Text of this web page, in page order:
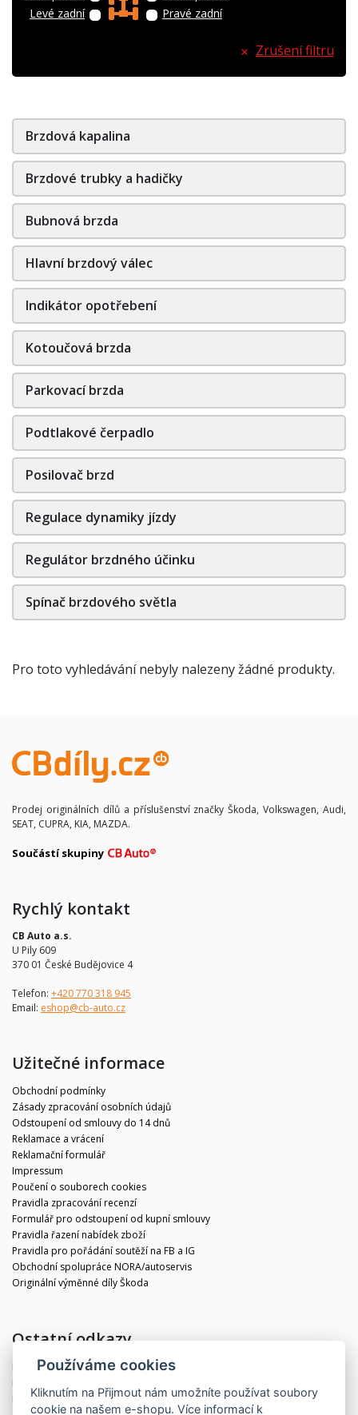
Levé zadní
Pravé zadní
Zrušení filtru
Brzdová kapalina
Brzdové trubky a hadičky
Bubnová brzda
Hlavní brzdový válec
Indikátor opotřebení
Kotoučová brzda
Parkovací brzda
Podtlakové čerpadlo
Posilovač brzd
Regulace dynamiky jízdy
Regulátor brzdného účinku
Spínač brzdového světla
Pro toto vyhledávání nebyly nalezeny žádné produkty.
Prodej originálních dílů a příslušenství značky Škoda, Volkswagen, Audi,
SEAT, CUPRA, KIA, MAZDA.
Součástí skupiny
Rychlý kontakt
CB Auto a.s.
U Pily 609
370 01 České Budějovice 4
Telefon: +420 770 318 945
Email: eshop@cb-auto.cz
Užitečné informace
Obchodní podmínky
Zásady zpracování osobních údajů
Odstoupení od smlouvy do 14 dnů
Reklamace a vrácení
Reklamační formulář
Impressum
Poučení o souborech cookies
Pravidla zpracování recenzí
Formulář pro odstoupení od kupní smlouvy
Pravidla řazení nabídek zboží
Pravidla pro pořádání soutěží na FB a IG
Obchodní spolupráce NORA/autoservis
Originální výměnné díly Škoda
Ostatní odkazy
Blog
Partneři
Používáme cookies
Kliknutím na Přijmout nám umožníte používat soubory
cookie na našem e-shopu. Více informací k